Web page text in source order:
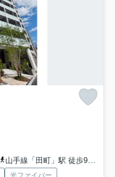
山手線「田町」駅 徒歩9分
光ファイバー